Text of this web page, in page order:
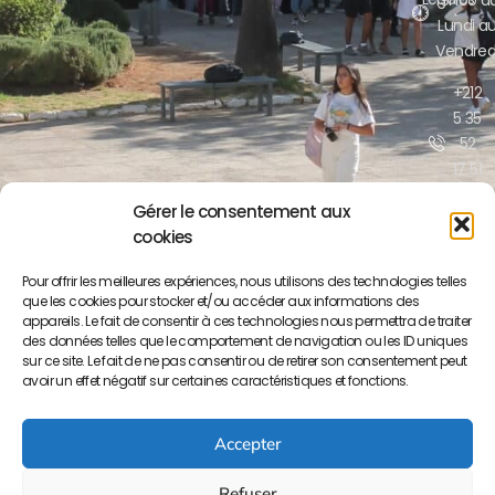
Gérer le consentement aux
cookies
Pour offrir les meilleures expériences, nous utilisons des technologies telles
que les cookies pour stocker et/ou accéder aux informations des
appareils. Le fait de consentir à ces technologies nous permettra de traiter
des données telles que le comportement de navigation ou les ID uniques
sur ce site. Le fait de ne pas consentir ou de retirer son consentement peut
avoir un effet négatif sur certaines caractéristiques et fonctions.
Accepter
Lundi
+212
5 35
52
17 51
Moulay
Youssef
Meknès